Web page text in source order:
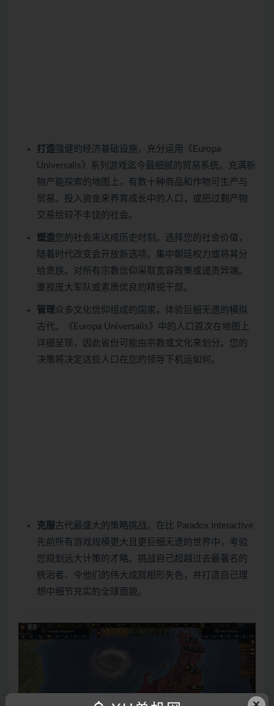
打造强健的经济基础设施，充分运用《Europa
Universalis》系列游戏迄今最细腻的贸易系统。充满新
物产能探索的地图上，有数十种商品和作物可生产与
贸易。投入资金来养育成长中的人口，或把过剩产物
交易给较不丰饶的社会。
塑造您的社会来达成历史时刻。选择您的社会价值，
随着时代改变会开放新选项。集中朝廷权力或将其分
给贵族。对所有宗教信仰采取宽容政策或谴责异端。
重视庞大军队或素质优良的精锐干部。
管理众多文化信仰组成的国家，体验巨细无遗的模拟
古代。《Europa Universalis》中的人口首次在地图上
详细呈现，因此省份可能由宗教或文化来划分。您的
决策将决定这些人口在您的领导下机运如何。
克服古代最盛大的策略挑战。在比 Paradox Interactive
先前所有游戏规模更大且更巨细无遗的世界中，考验
您规划远大计策的才略。挑战自己超越过去最著名的
统治者、令他们的伟大成就相形失色，并打造自己理
想中细节充实的全球面貌。